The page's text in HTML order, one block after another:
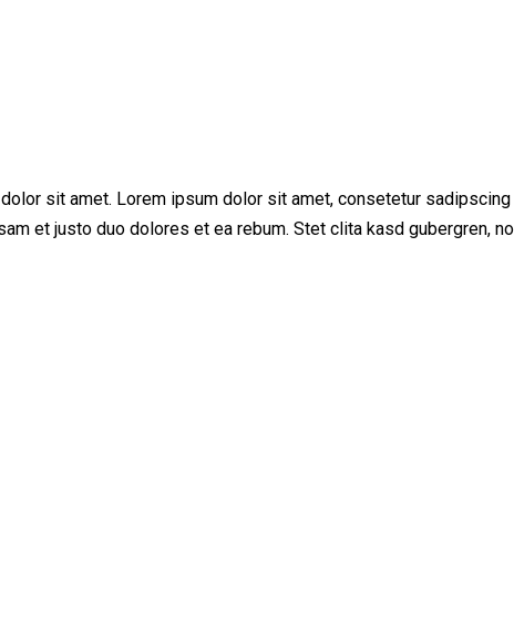
sit amet. Lorem ipsum dolor sit amet, consetetur sadipscing
et justo duo dolores et ea rebum. Stet clita kasd gubergren, no